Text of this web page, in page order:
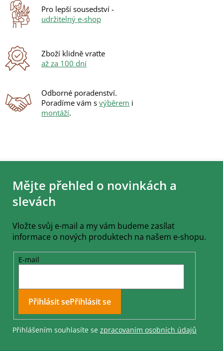
Pro lepší sousedství -
udržitelný e-shop
Zboží klidně vraťte
až za 100 dní
Odborné poradenství.
Poradíme vám s výběrem i
montáží.
Z
Mějte přehled o novinkách a
slevách
Vložte svůj e-mail a my vám budeme zasílat
informace o nových produktech na našem e-shopu.
E-mail
Přihlásit se
Přihlášením souhlasíte se zpracovaním osobních údajů